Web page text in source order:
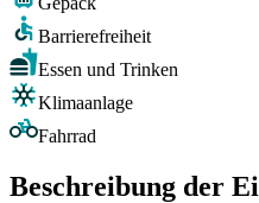
Barrierefreiheit
Essen und Trinken
Klimaanlage
Fahrrad
Beschreibung der